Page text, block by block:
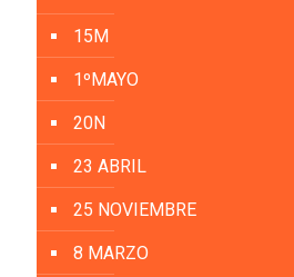
15M
1ºMAYO
20N
23 ABRIL
25 NOVIEMBRE
8 MARZO